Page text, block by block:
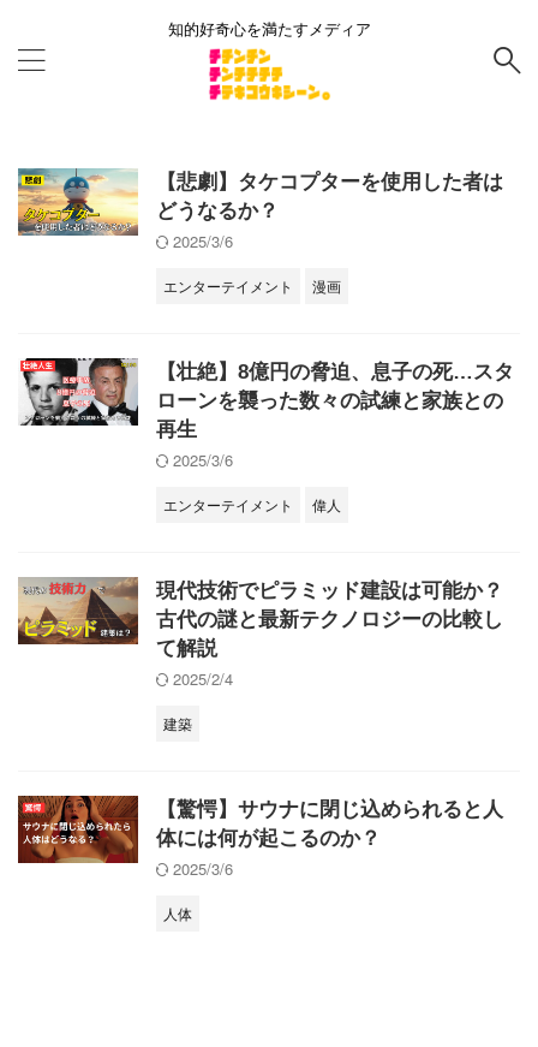
知的好奇心を満たすメディア
【悲劇】タケコプターを使用した者は
どうなるか？
2025/3/6
エンターテイメント 漫画
【壮絶】8億円の脅迫、息子の死…スタ
ローンを襲った数々の試練と家族との
再生
2025/3/6
エンターテイメント 偉人
現代技術でピラミッド建設は可能か？
古代の謎と最新テクノロジーの比較し
て解説
2025/2/4
建築
【驚愕】サウナに閉じ込められると人
体には何が起こるのか？
2025/3/6
人体